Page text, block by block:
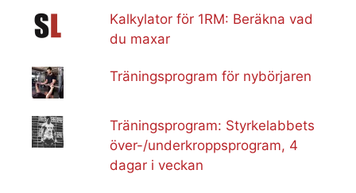
Kalkylator för 1RM: Beräkna vad
du maxar
Träningsprogram för nybörjaren
Träningsprogram: Styrkelabbets
över-/underkroppsprogram, 4
dagar i veckan